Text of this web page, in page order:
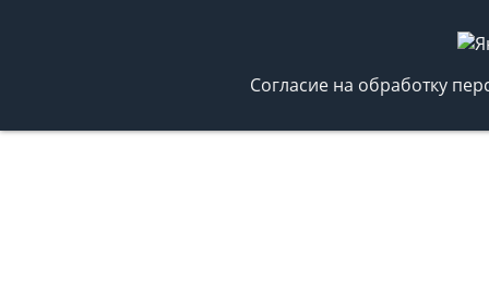
Согласие на обработку